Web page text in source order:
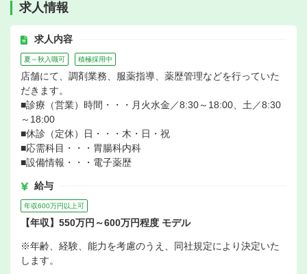
求人情報
求人内容
夏～秋入職可 積極採用中
店舗にて、調剤業務、服薬指導、薬歴管理などを行っていた
だきます。
■診療（営業）時間・・・月火水金／8:30～18:00、土／8:30
～18:00
■休診（定休）日・・・木・日・祝
■応需科目・・・胃腸科内科
■設備情報・・・電子薬歴
給与
年収600万円以上可
【年収】550万円～600万円程度 モデル
※年齢、経験、能力を考慮のうえ、同社規定により決定いた
します。